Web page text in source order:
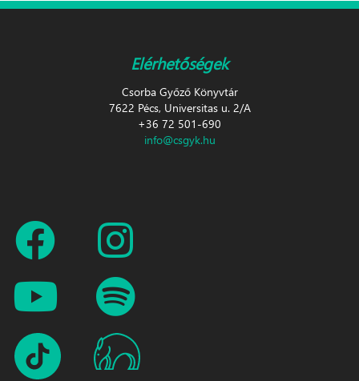
Elérhetőségek
Csorba Győző Könyvtár
7622 Pécs, Universitas u. 2/A
+36 72 501-690
info@csgyk.hu